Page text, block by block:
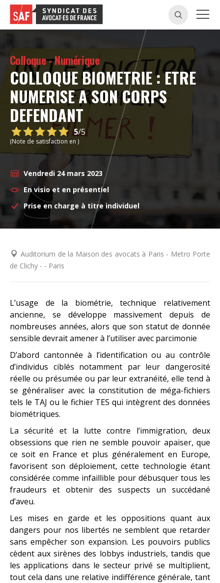
Colloque - Numérique
COLLOQUE BIOMETRIE : ETRE
NUMERISE A SON CORPS
DEFENDANT
5/5
(Note de satisfaction en )
Vendredi 24 mars 2023
En visio et en présentiel
Prise en charge à titre individuel
Auditorium de la Maison des avocats à Paris - Metro Porte
de Clichy - - Paris
L’usage de la biométrie, technique relativement
ancienne, se développe massivement depuis de
nombreuses années, alors que son statut de donnée
sensible devrait amener à l’utiliser avec parcimonie
D’abord cantonnée à l’identification ou au contrôle
d’individus ciblés notamment par leur dangerosité
réelle ou présumée ou par leur extranéité, elle tend à
se généraliser avec la constitution de méga-fichiers
tels le TAJ ou le fichier TES qui intègrent des données
biométriques.
La sécurité et la lutte contre l’immigration, deux
obsessions que rien ne semble pouvoir apaiser, que
ce soit en France et plus généralement en Europe,
favorisent son déploiement, cette technologie étant
considérée comme infaillible pour débusquer tous les
fraudeurs et obtenir des suspects un succédané
d’aveu.
Les mises en garde et les oppositions quant aux
dangers pour nos libertés ne semblent que retarder
sans empêcher son expansion. Les pouvoirs publics
cèdent aux sirènes des lobbys industriels, tandis que
les applications dans le secteur privé se multiplient,
tout cela dans une relative indifférence générale, tant